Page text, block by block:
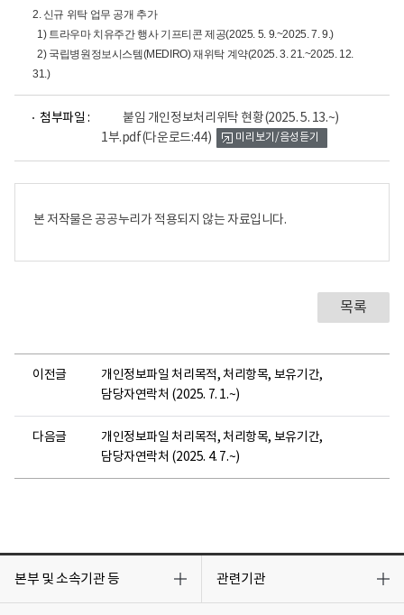
2. 신규 위탁 업무 공개 추가
1) 트라우마 치유주간 행사 기프티콘 제공(2025. 5. 9.~2025. 7. 9.)
2) 국립병원정보시스템(MEDIRO) 재위탁 계약(2025. 3. 21.~2025. 12.
31.)
첨부파일 :
붙임 개인정보처리위탁 현황(2025. 5. 13.~)
1부.pdf(다운로드:44)
어
미리보기/음성듣기
본 저작물은 공공누리가 적용되지 않는 자료입니다.
목록
이전글
개인정보파일 처리목적, 처리항목, 보유기간,
담당자연락처 (2025. 7. 1.~)
다음글
개인정보파일 처리목적, 처리항목, 보유기간,
담당자연락처 (2025. 4. 7.~)
본부 및 소속기관 등
기
관련기관
기